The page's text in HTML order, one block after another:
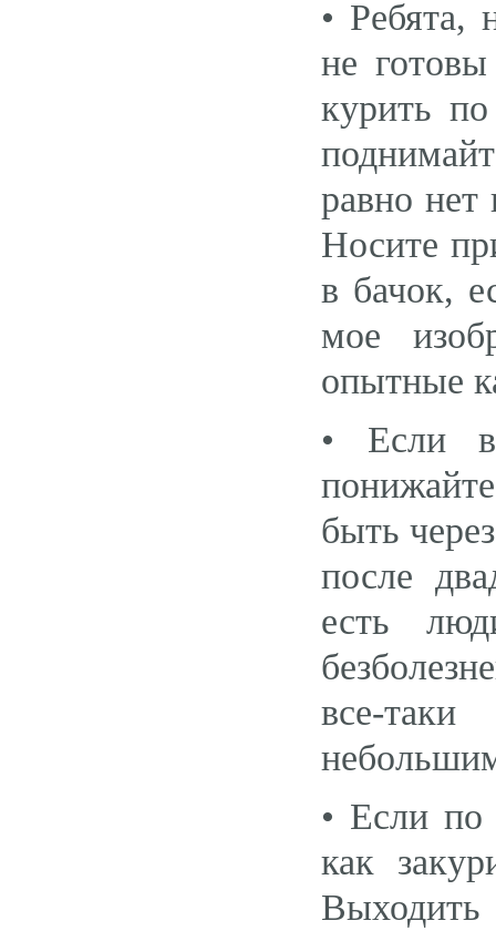
• Ребята,
не
курить
равно нет
Носите
в бачок,
мое
опытные
• Если
быть
после
есть
все-
• Если по
как
Выходить